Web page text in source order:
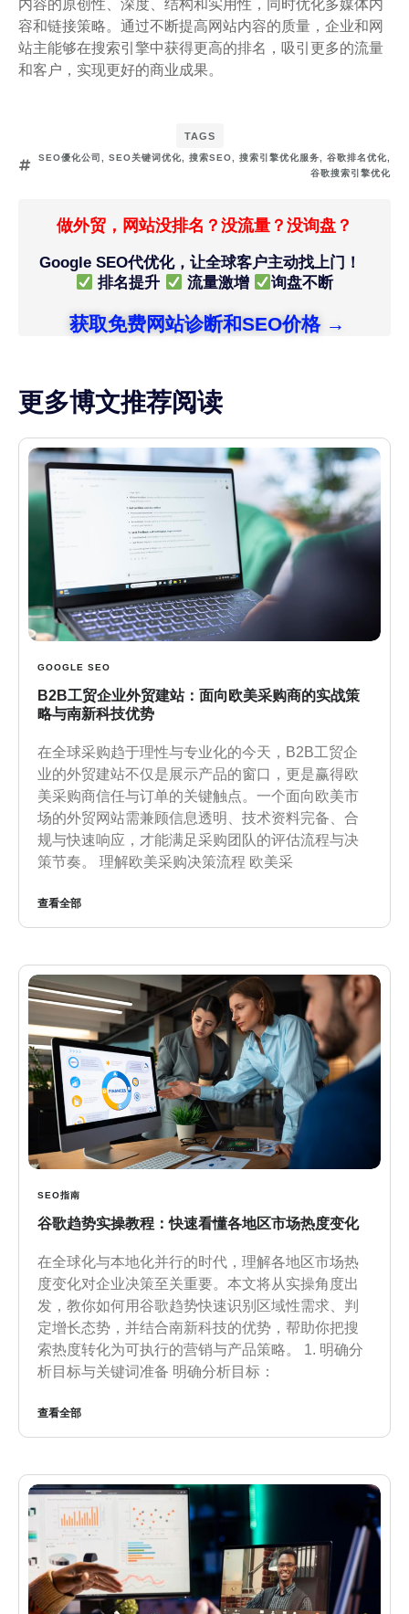
内容的原创性、深度、结构和实用性，同时优化多媒体内
容和链接策略。通过不断提高网站内容的质量，企业和网
站主能够在搜索引擎中获得更高的排名，吸引更多的流量
和客户，实现更好的商业成果。
TAGS
SEO優化公司 SEO关键词优化 搜索SEO 搜索引擎优化服务 谷歌排名优化
谷歌搜索引擎优化
做外贸，网站没排名？没流量？没询盘？
Google SEO代优化，让全球客户主动找上门！
排名提升
流量激增 询盘不断
获取免费网站诊断和SEO价格 →
更多博文推荐阅读
GOOGLE SEO
B2B工贸企业外贸建站：面向欧美采购商的实战策
略与南新科技优势
在全球采购趋于理性与专业化的今天，B2B工贸企
业的外贸建站不仅是展示产品的窗口，更是赢得欧
美采购商信任与订单的关键触点。一个面向欧美市
场的外贸网站需兼顾信息透明、技术资料完备、合
规与快速响应，才能满足采购团队的评估流程与决
策节奏。 理解欧美采购决策流程 欧美采
查看全部
SEO指南
谷歌趋势实操教程：快速看懂各地区市场热度变化
在全球化与本地化并行的时代，理解各地区市场热
度变化对企业决策至关重要。本文将从实操角度出
发，教你如何用谷歌趋势快速识别区域性需求、判
定增长态势，并结合南新科技的优势，帮助你把搜
索热度转化为可执行的营销与产品策略。 1. 明确分
析目标与关键词准备 明确分析目标：
查看全部